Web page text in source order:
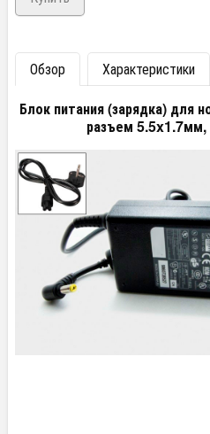
Обзор Характеристики
Блок питания (зарядка) для
разъем